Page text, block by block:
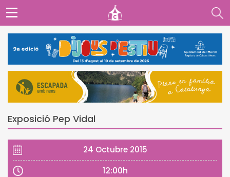
Exposició Pep Vidal
24 Octubre 2015
12:00h